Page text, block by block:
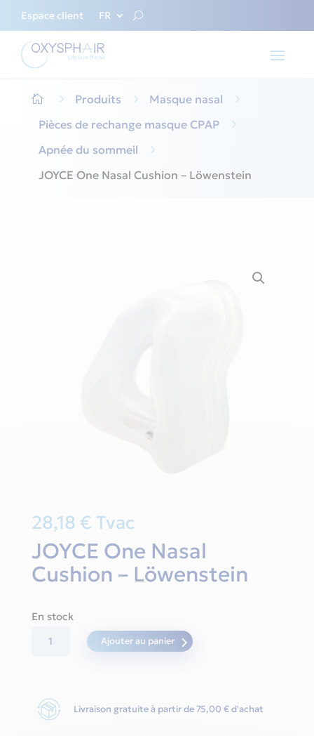
Espace client FR
 5 Produits 5 Masque nasal
5
Pièces de rechange masque CPAP
5
Apnée du sommeil
5
JOYCE One Nasal Cushion – Löwenstein
28,18 € Tvac
JOYCE One Nasal
Cushion – Löwenstein
En stock
quantité
Nasal
Ajouter au panier
Livraison gratuite à partir de 75,00 € d'achat